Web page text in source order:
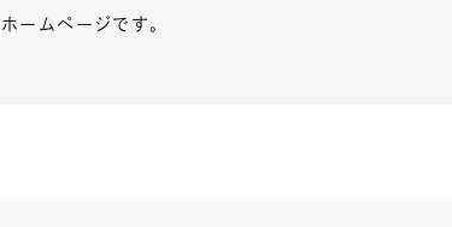
ームページです。